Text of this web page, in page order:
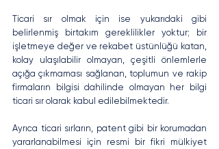
Ticari sır olmak için ise yukarıdaki gibi
belirlenmiş birtakım gereklilikler yoktur; bir
işletmeye değer ve rekabet üstünlüğü katan,
kolay ulaşılabilir olmayan, çeşitli önlemlerle
açığa çıkmaması sağlanan, toplumun ve rakip
firmaların bilgisi dahilinde olmayan her bilgi
ticari sır olarak kabul edilebilmektedir.
Ayrıca ticari sırların, patent gibi bir korumadan
yararlanabilmesi için resmi bir fikri mülkiyet